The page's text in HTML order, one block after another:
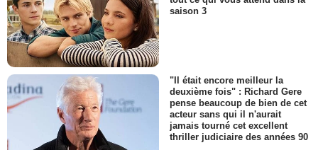
saison 3
"Il était encore meilleur la
deuxième fois" : Richard Gere
pense beaucoup de bien de cet
acteur sans qui il n'aurait
jamais tourné cet excellent
thriller judiciaire des années 90